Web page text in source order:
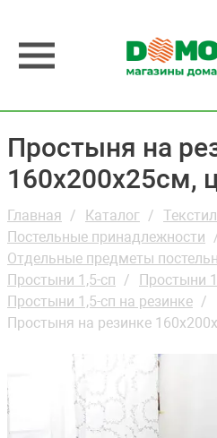
Простыня на
160х200х25см,
Главная Каталог
Постельные принадлежности
Отдельные предметы
Простыни 1,5-сп
Простыни
Простыни 1,5-сп на резинке
Простыня на резинке